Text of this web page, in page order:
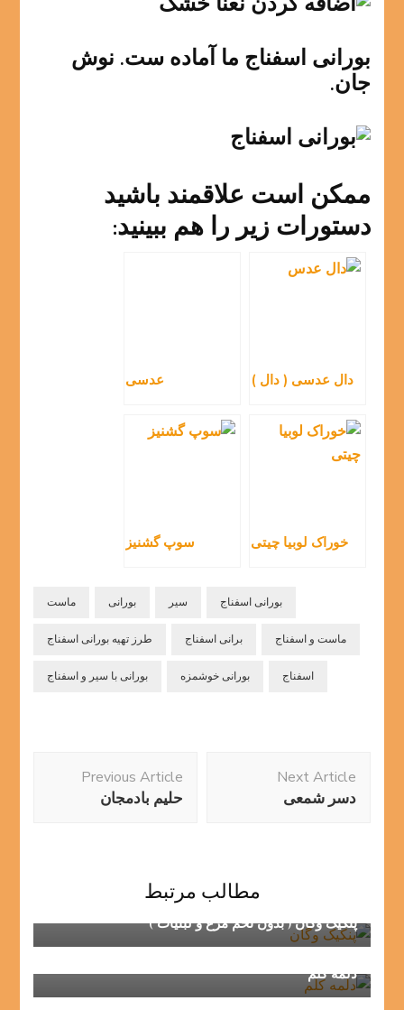
بورانی اسفناج ما آماده ست. نوش
جان.
ممکن است علاقمند باشید
دستورات زیر را هم ببینید:
دال عدسی ( دال ) عدسی
خوراک لوبیا چیتی سوپ گشنیز
ماست بورانی سیر بورانی اسفناج
طرز تهیه بورانی اسفناج برانی اسفناج ماست و اسفناج
بورانی با سیر و اسفناج بورانی خوشمزه اسفناج
Navigation
Previous Article
حلیم بادمجان
Next Article
دسر شمعی
مطالب مرتبط
پنکیک وگان ( بدون تخم مرغ و لبنیات )
دلمه کلم